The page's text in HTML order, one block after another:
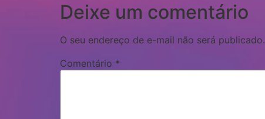
Deixe um comentário
O seu endereço de e-mail não será publicado.
Comentário *